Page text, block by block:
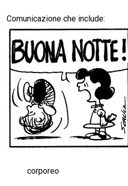
Comunicazione che include:
corporeo